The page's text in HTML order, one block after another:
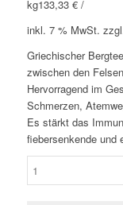
133,33 €/
kg
inkl. 7 % MwSt.
Griechischer
zwischen den
Hervorragend im
Schmerzen,
Es stärkt das
fiebersenkende und